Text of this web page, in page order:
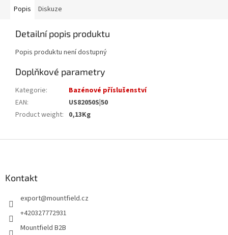
Popis Diskuze
Detailní popis produktu
Popis produktu není dostupný
Doplňkové parametry
Kategorie:
Bazénové příslušenství
EAN:
US82050S|50
Product weight: 0,13Kg
Kontakt
export@mountfield.cz
+420327772931
Mountfield B2B